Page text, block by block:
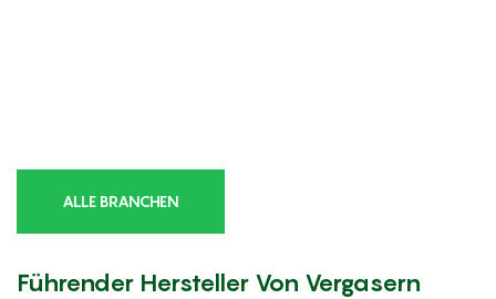
ALLE BRANCHEN
Führender Hersteller Von Vergasern